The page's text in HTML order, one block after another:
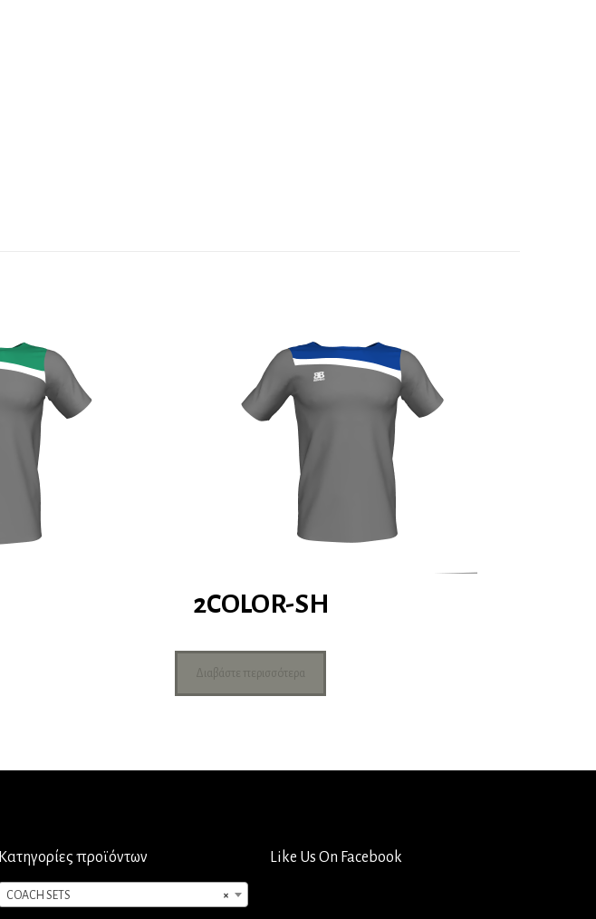
2COLOR-SH
Διαβάστε περισσότερα
Κατηγορίες προϊόντων
×
COACH SETS
Like Us On Facebook